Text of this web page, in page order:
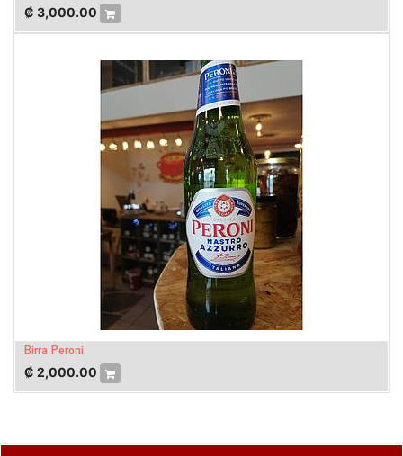
₡ 3,000.00
Birra Peroni
₡ 2,000.00